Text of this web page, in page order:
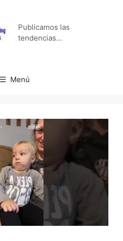
Publicamos las
tendencias…
Menú